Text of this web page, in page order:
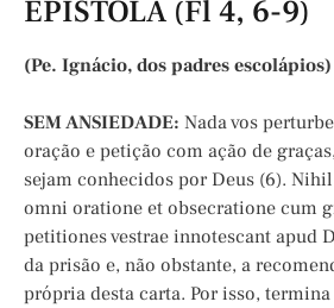
EPÍSTOLA (Fl 4, 6-9)
(Pe. Ignácio, dos padres escolápios)
SEM ANSIEDADE: Nada vos
oração e petição com ação de
sejam conhecidos por Deus (6).
omni oratione et obsecratione cum
petitiones vestrae innotescant apud
da prisão e, não obstante, a
própria desta carta. Por isso,